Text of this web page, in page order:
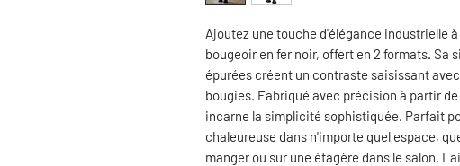
Ajoutez une touche d'élégance industrielle
bougeoir en fer noir, offert en 2 formats. Sa
épurées créent un contraste saisissant
bougies. Fabriqué avec précision à partir
incarne la simplicité sophistiquée. Parfait
chaleureuse dans n'importe quel espace,
manger ou sur une étagère dans le salon.